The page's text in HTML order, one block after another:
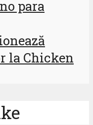
para
la Chicken